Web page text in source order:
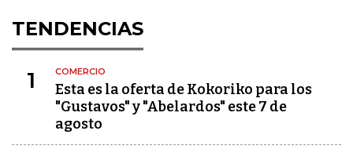
TENDENCIAS
1 COMERCIO
Esta es la oferta de Kokoriko para los
"Gustavos" y "Abelardos" este 7 de
agosto